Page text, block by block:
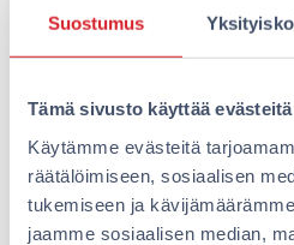
Suostumus
Tämä sivusto käyttää evästeitä
Käytämme evästeitä
räätälöimiseen, sosiaalisen
tukemiseen ja
jaamme sosiaalisen median,